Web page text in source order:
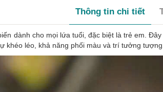
Thông tin chi tiết
dành cho mọi lứa tuổi, đặc biệt là trẻ em.
khéo léo, khả năng phối màu và trí tưởng tượng.